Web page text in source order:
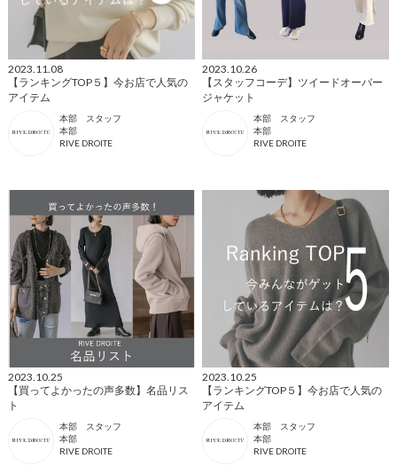
2023.11.08
【ランキングTOP５】今お店で人気の
アイテム
本部 スタッフ
本部
RIVE DROITE
2023.10.26
【スタッフコーデ】ツイードオーバー
ジャケット
本部 スタッフ
本部
RIVE DROITE
2023.10.25
【買ってよかったの声多数】名品リス
ト
本部 スタッフ
本部
RIVE DROITE
2023.10.25
【ランキングTOP５】今お店で人気の
アイテム
本部 スタッフ
本部
RIVE DROITE